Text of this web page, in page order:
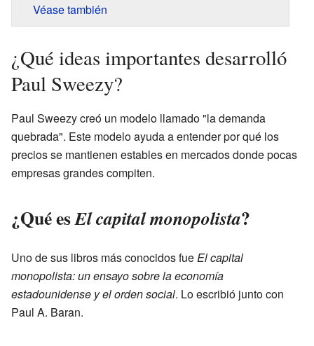
Véase también
¿Qué ideas importantes desarrolló
Paul Sweezy?
Paul Sweezy creó un modelo llamado "la demanda
quebrada". Este modelo ayuda a entender por qué los
precios se mantienen estables en mercados donde pocas
empresas grandes compiten.
¿Qué esEl capital monopolista?
Uno de sus libros más conocidos fueEl capital
monopolista: un ensayo sobre la economía
estadounidense y el orden social. Lo escribió junto con
Paul A. Baran.